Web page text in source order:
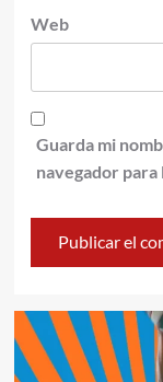
Web
Guarda mi
navegador para